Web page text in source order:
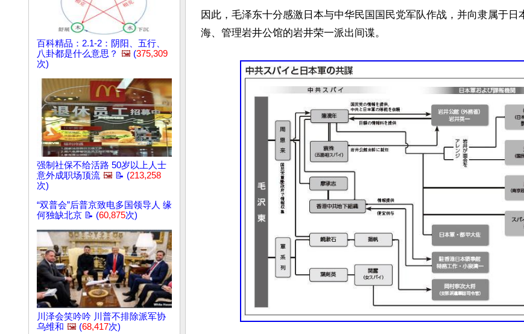
百科精品：2.1-2：阴阳、五行、
八卦都是什么意思？ 🖼️ (375,309
次)
强制社保不给活路 50岁以上人士
意外成职场顶流 🖼️ 📝 (213,258
次)
“双普会”后普京致电多国领导人 缘
何独缺北京 📝 (60,875次)
川泽会笑吟吟 川普不排除派军协
乌维和 🖼️ (68,417次)
因此，毛泽东十分感激日本与中华民国国民党军队作战，并向隶属于日
海、管理岩井公馆的岩井荣一派出间谍。